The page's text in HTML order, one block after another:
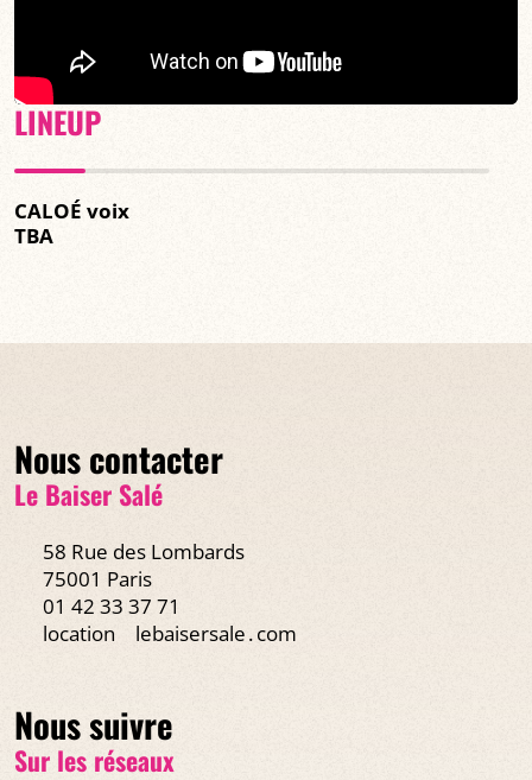
LINEUP
CALOÉ voix
TBA
Nous contacter
Le Baiser Salé
58 Rue des Lombards
75001 Paris
01 42 33 37 71
location
lebaisersale․com
Nous suivre
Sur les réseaux